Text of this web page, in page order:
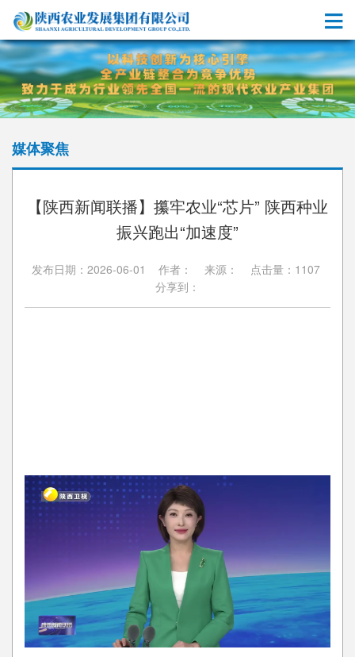
媒体聚焦
【陕西新闻联播】攥牢农业“芯片” 陕西种业
振兴跑出“加速度”
发布日期：2026-06-01 作者： 来源： 点击量：1107
分享到：